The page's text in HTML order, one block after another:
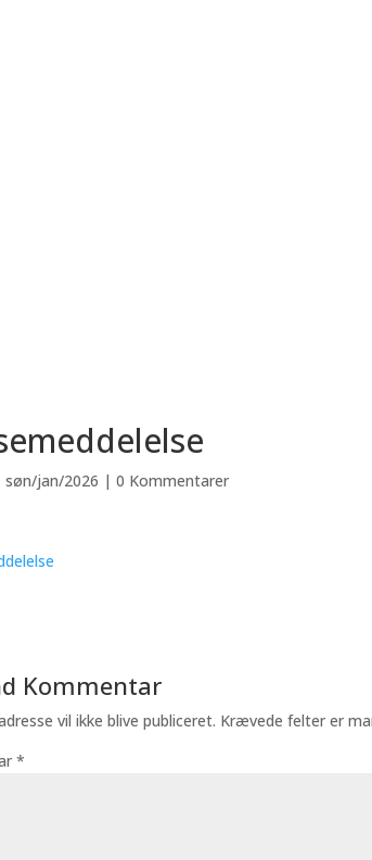
søn/jan/2026 |0 Kommentarer
Kommentar
vil ikke blive publiceret. Krævede felter er
*